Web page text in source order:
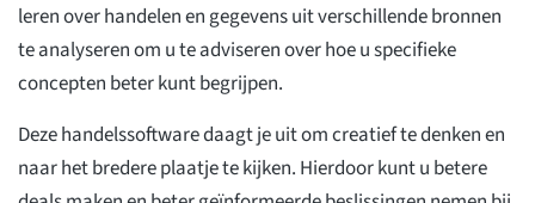
leren over handelen en gegevens uit verschillende bronnen
te analyseren om u te adviseren over hoe u specifieke
concepten beter kunt begrijpen.
Deze handelssoftware daagt je uit om creatief te denken en
naar het bredere plaatje te kijken. Hierdoor kunt u betere